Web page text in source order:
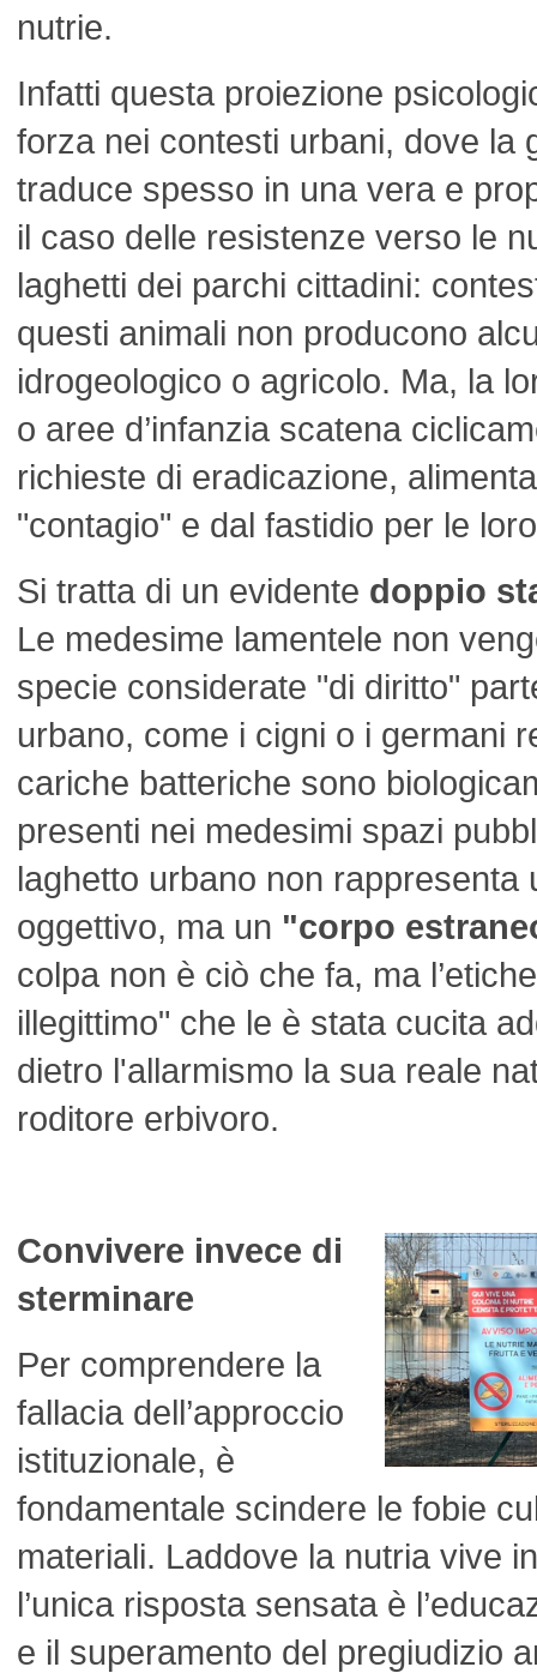
nutrie.
Infatti questa proiezione
forza nei contesti urbani, dove la
traduce spesso in una vera e
il caso delle resistenze verso le
laghetti dei parchi cittadini:
questi animali non producono
idrogeologico o agricolo. Ma, la
o aree d’infanzia scatena
richieste di eradicazione,
"contagio" e dal fastidio per le
Si tratta di un evidente doppio
Le medesime lamentele non
specie considerate "di diritto"
urbano, come i cigni o i germani
cariche batteriche sono
presenti nei medesimi spazi
laghetto urbano non rappresenta
oggettivo, ma un "corpo
colpa non è ciò che fa, ma
illegittimo" che le è stata cucita
dietro l'allarmismo la sua reale
roditore erbivoro.
Convivere invece di
sterminare
Per comprendere la
fallacia dell’approccio
istituzionale, è
fondamentale scindere le fobie
materiali. Laddove la nutria vive
l’unica risposta sensata è
e il superamento del pregiudizio